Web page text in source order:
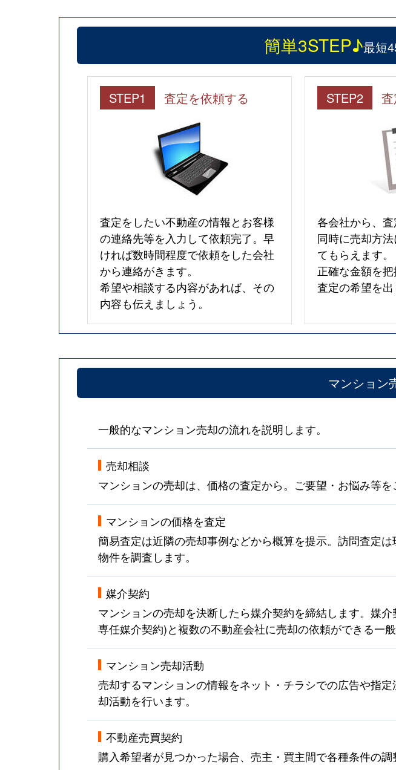
簡単3STEP♪最短
STEP1 査定を依頼する
査定をしたい不動産の情報とお客様
の連絡先等を入力して依頼完了。早
ければ数時間程度で依頼をした会社
から連絡がきます。
希望や相談する内容があれば、その
内容も伝えましょう。
STEP2
各会社から、査
同時に売却方
てもらえます。
正確な金額を
査定の希望を出
マンション
一般的なマンション売却の流れを説明します。
売却相談
マンションの売却は、価格の査定から。ご要望・お悩み等を
マンションの価格を査定
簡易査定は近隣の売却事例などから概算を提示。訪問査定
物件を調査します。
媒介契約
マンションの売却を決断したら媒介契約を締結します。媒
専任媒介契約)と複数の不動産会社に売却の依頼ができる一般
マンション売却活動
売却するマンションの情報をネット・チラシでの広告や指
却活動を行います。
不動産売買契約
購入希望者が見つかった場合、売主・買主間で各種条件の調